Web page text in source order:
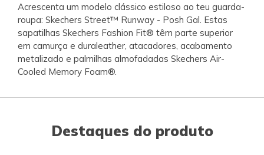
Acrescenta um modelo clássico estiloso ao teu guarda-
roupa: Skechers Street™ Runway - Posh Gal. Estas
sapatilhas Skechers Fashion Fit® têm parte superior
em camurça e duraleather, atacadores, acabamento
metalizado e palmilhas almofadadas Skechers Air-
Cooled Memory Foam®.
Destaques do produto